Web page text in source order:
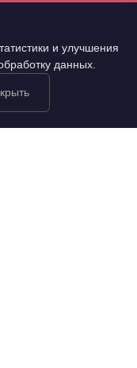
и улучшения
данных.